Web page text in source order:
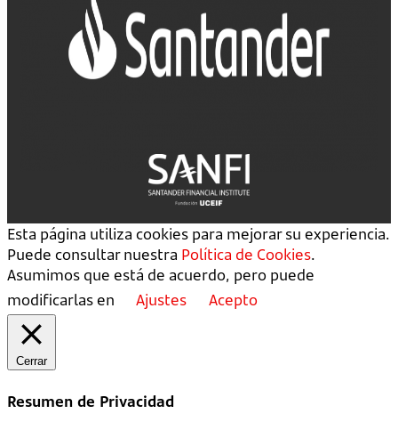
Esta página utiliza cookies para mejorar su experiencia.
Puede consultar nuestra Política de Cookies.
Asumimos que está de acuerdo, pero puede
modificarlas en
Ajustes Acepto
Cerrar
Resumen de Privacidad